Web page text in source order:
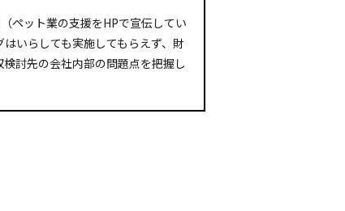
ペット業の支援をHPで宣伝してい
いらしても実施してもらえず、財
討先の会社内部の問題点を把握し